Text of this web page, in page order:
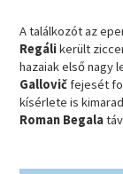
A találkozót az
Regálikerült
hazaiak első nagy
Gallovičfejesét
kísérlete is
Roman Begala